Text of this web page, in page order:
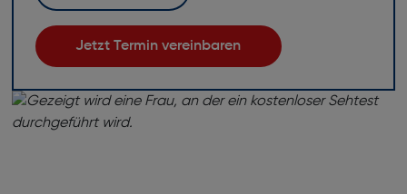
Jetzt Termin vereinbaren